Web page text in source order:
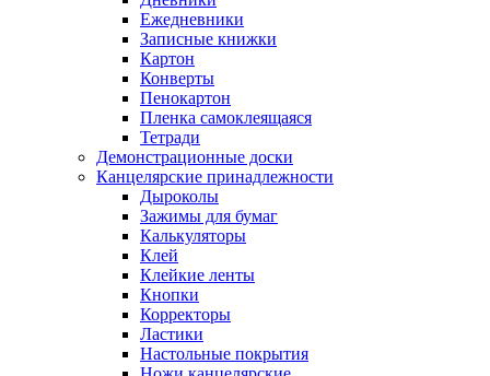
Ежедневники
Записные книжки
Картон
Конверты
Пенокартон
Пленка самоклеящаяся
Тетради
Демонстрационные доски
Канцелярские принадлежности
Дыроколы
Зажимы для бумаг
Калькуляторы
Клей
Клейкие ленты
Кнопки
Корректоры
Ластики
Настольные покрытия